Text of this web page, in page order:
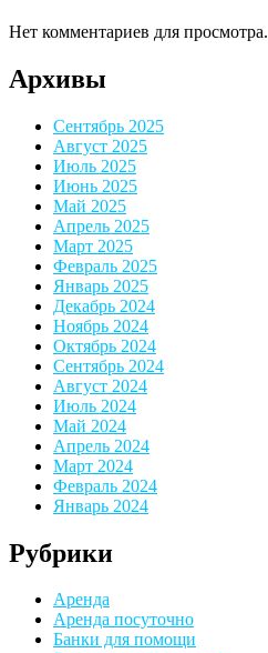
Нет комментариев для просмотра.
Архивы
Сентябрь 2025
Август 2025
Июль 2025
Июнь 2025
Май 2025
Апрель 2025
Март 2025
Февраль 2025
Январь 2025
Декабрь 2024
Ноябрь 2024
Октябрь 2024
Сентябрь 2024
Август 2024
Июль 2024
Май 2024
Апрель 2024
Март 2024
Февраль 2024
Январь 2024
Рубрики
Аренда
Аренда посуточно
Банки для помощи